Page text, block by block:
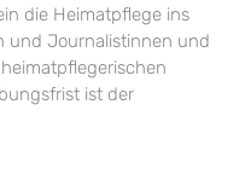
die Heimatpflege ins
und Journalistinnen und
ist der